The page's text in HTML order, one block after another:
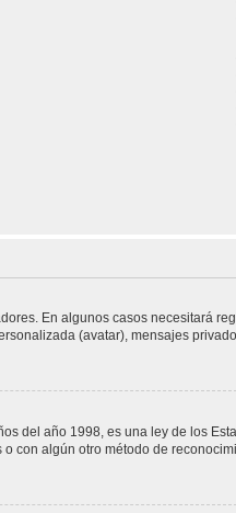
En algunos casos necesitará
(avatar), mensajes
del año 1998, es una ley de los
con algún otro método de